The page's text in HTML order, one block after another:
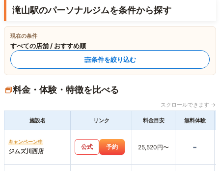
滝山駅のパーソナルジムを条件から探す
現在の条件
すべての店舗 / おすすめ順
条件を絞り込む
料金・体験・特徴を比べる
スクロールできます →
施設名 リンク 料金目安 無料体験
キャンペーン中
ジムズ川西店
公式 予約 25,520円〜 -